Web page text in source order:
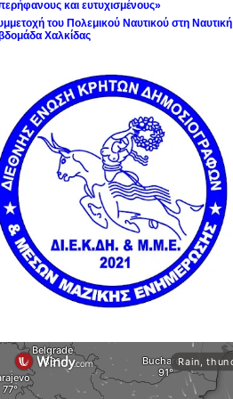
και ευτυχισμένους»
του Πολεμικού Ναυτικού στη Ναυτική
Χαλκίδας